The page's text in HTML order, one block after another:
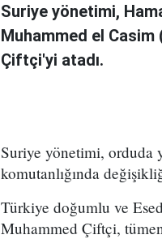
Suriye yönetimi,
Muhammed el Casim
Çiftçi'yi atadı.
Suriye yönetimi, orduda
komutanlığında
Türkiye doğumlu ve
Muhammed Çiftçi,